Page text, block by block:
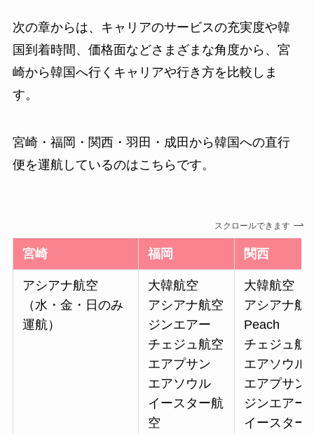
次の章からは、キャリアのサービスの充実度や韓
国到着時間、価格面などさまざまな角度から、宮
崎から韓国へ行くキャリアや行き方を比較しま
す。
宮崎・福岡・関西・羽田・成田から韓国への直行
便を運航しているのはこちらです。
スクロールできます
宮崎 福岡 関西
アシアナ航空
（水・金・日のみ
運航）
大韓航空
アシアナ航空
ジンエアー
チェジュ航空
エアプサン
エアソウル
イースター航
空
大韓航空
アシアナ航
Peach
チェジュ航
エアソウル
エアプサン
ジンエアー
イースター